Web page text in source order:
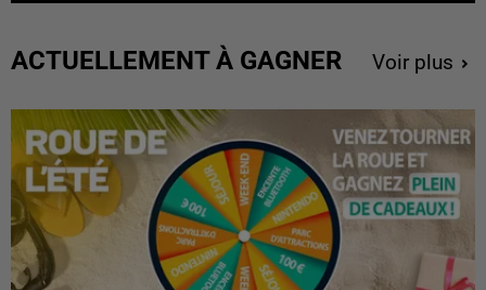
ACTUELLEMENT À GAGNER Voir plus